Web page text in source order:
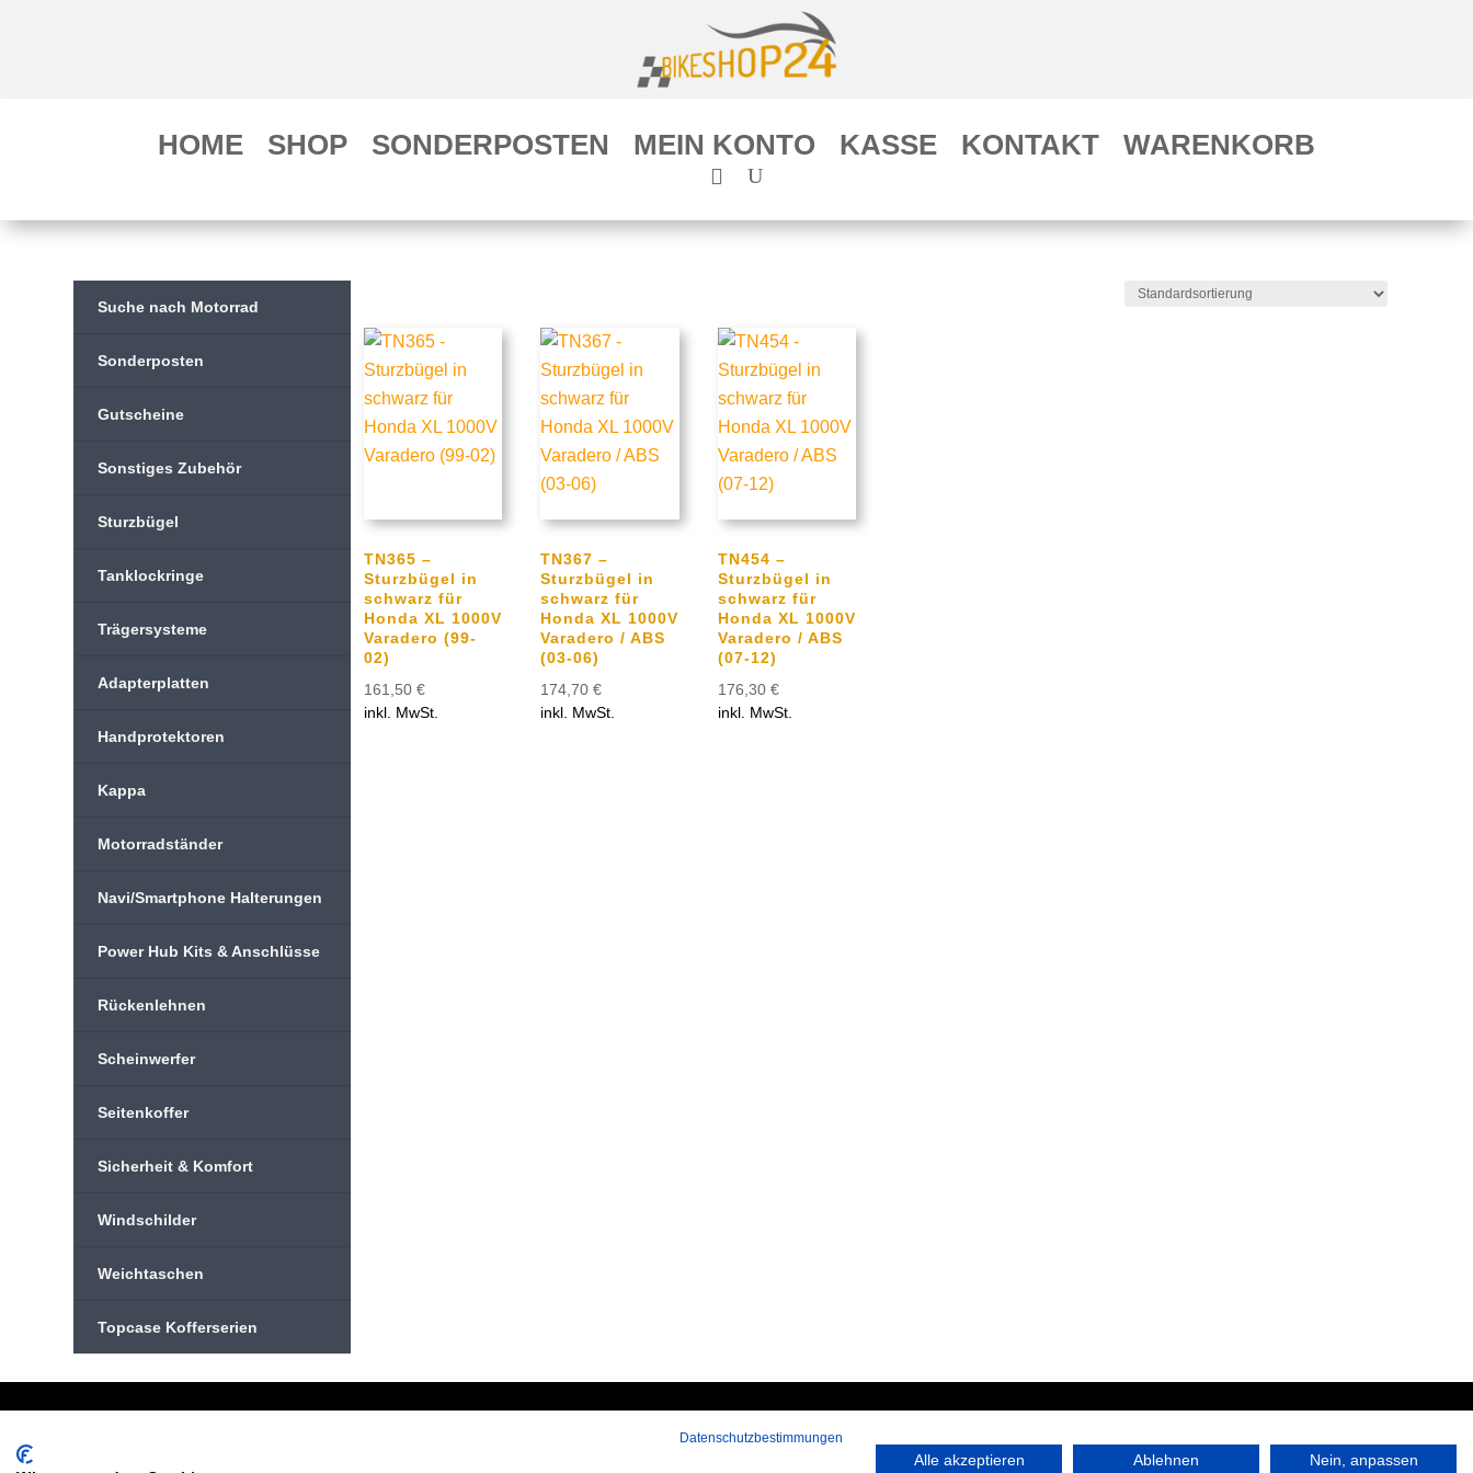
HOME SHOP SONDERPOSTEN MEIN KONTO KASSE KONTAKT WARENKORB
Suche nach Motorrad
Sonderposten
Gutscheine
Sonstiges Zubehör
Sturzbügel
Tanklockringe
Trägersysteme
Adapterplatten
Handprotektoren
Kappa
Motorradständer
Navi/Smartphone Halterungen
Power Hub Kits & Anschlüsse
Rückenlehnen
Scheinwerfer
Seitenkoffer
Sicherheit & Komfort
Windschilder
Weichtaschen
Topcase Kofferserien
TN365 –
Sturzbügel in
schwarz für
Honda XL 1000V
Varadero (99-
02)
161,50 €
inkl. MwSt.
TN367 –
Sturzbügel in
schwarz für
Honda XL 1000V
Varadero / ABS
(03-06)
174,70€
inkl. MwSt.
TN454 –
Sturzbügel in
schwarz für
Honda XL 1000V
Varadero / ABS
(07-12)
176,30€
inkl. MwSt.
Hans-Pinsel-Straße 9a
Datenschutzbestimmungen
Alle akzeptieren Ablehnen Nein, anpassen